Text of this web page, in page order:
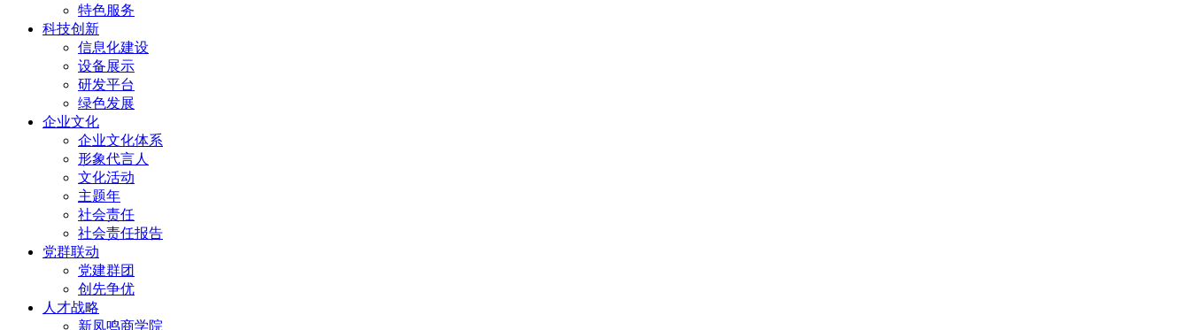
特色服务
科技创新
信息化建设
设备展示
研发平台
绿色发展
企业文化
企业文化体系
形象代言人
文化活动
主题年
社会责任
社会责任报告
党群联动
党建群团
创先争优
人才战略
新凤鸣商学院